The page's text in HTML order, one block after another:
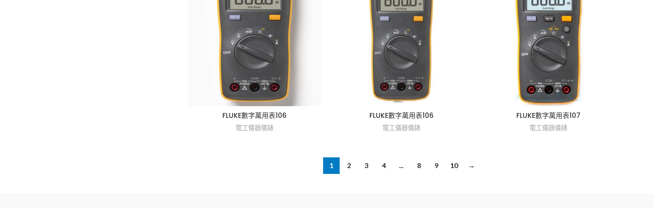
FLUKE數字萬用表106
電工儀器儀錶
FLUKE數字萬用表106
電工儀器儀錶
FLUKE數字萬用表107
電工儀器儀錶
1 2 3 4 ... 8 9 10 →